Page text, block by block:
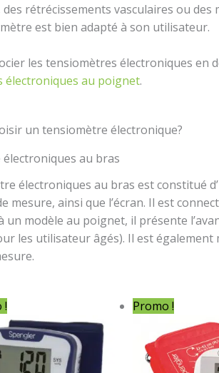
rétrécissements vasculaires ou
est bien adapté à son utilisateur.
les tensiomètres électroniques en
électroniques au poignet.
un tensiomètre électronique?
au bras
électroniques au bras est constitué
mesure, ainsi que l’écran. Il est
un modèle au poignet, il présente
les utilisateur âgés). Il est
!
initial
était :
8 500,00 د.ج.
actuel
est :
Promo !
initial
était